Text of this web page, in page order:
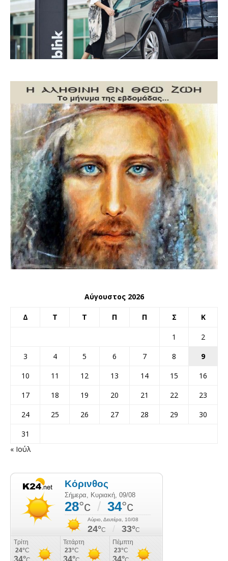
Αύγουστος 2026
Δ Τ Τ Π Π Σ Κ
1
2
3
4 5 6 7 8
9
10
11 12 13 14 15
16
17
18 19 20 21 22
23
24
25 26 27 28 29
30
31
« Ιούλ